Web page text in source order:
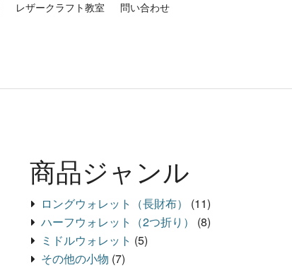
レザークラフト教室 問い合わせ
商品ジャンル
ロングウォレット（長財布）
(11)
ハーフウォレット（2つ折り）
(8)
ミドルウォレット (5)
その他の小物 (7)